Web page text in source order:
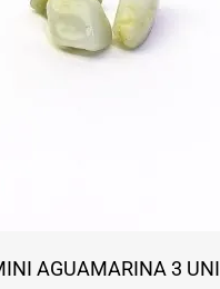
AGUAMARINA 3